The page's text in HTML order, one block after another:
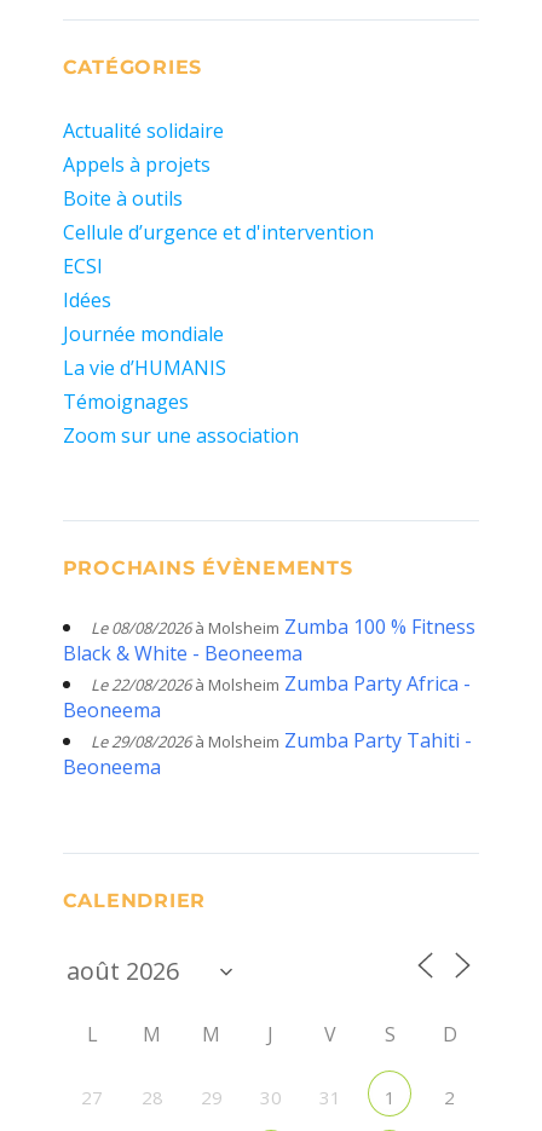
CATÉGORIES
Actualité solidaire
Appels à projets
Boite à outils
Cellule d’urgence et d'intervention
ECSI
Idées
Journée mondiale
La vie d’HUMANIS
Témoignages
Zoom sur une association
PROCHAINS ÉVÈNEMENTS
Le 08/08/2026à Molsheim Zumba 100 % Fitness
Black & White - Beoneema
Le 22/08/2026à Molsheim Zumba Party Africa -
Beoneema
Le 29/08/2026à Molsheim Zumba Party Tahiti -
Beoneema
CALENDRIER
L M M J V S D
27 28 29 30 31 1 2